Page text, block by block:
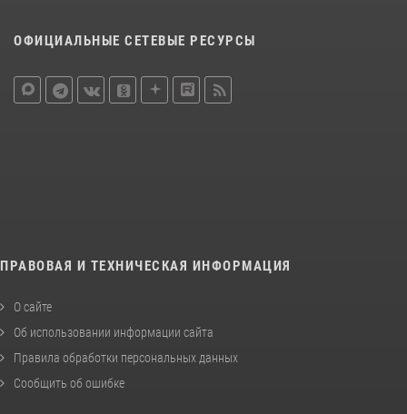
ОФИЦИАЛЬНЫЕ СЕТЕВЫЕ РЕСУРСЫ
ПРАВОВАЯ И ТЕХНИЧЕСКАЯ ИНФОРМАЦИЯ
О сайте
Об использовании информации сайта
Правила обработки персональных данных
Сообщить об ошибке